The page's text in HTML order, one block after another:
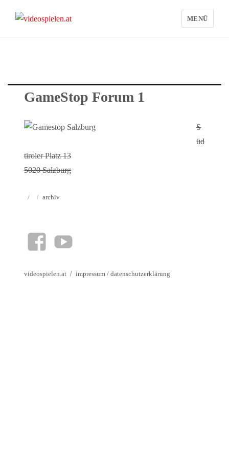
MENÜ
GameStop Forum 1
S
üd
tiroler Platz 13
5020 Salzburg
AutorVeröffentlicht
Kategorien
archiv
facebookYouTube
videospielen.at impressum /datenschutzerklärung